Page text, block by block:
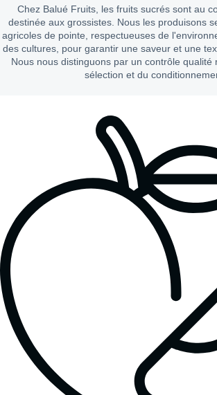
Chez Balué Fruits, les fruits sucrés sont au
destinée aux grossistes. Nous les produisons
agricoles de pointe, respectueuses de
des cultures, pour garantir une saveur et une
Nous nous distinguons par un contrôle qualité
sélection et du